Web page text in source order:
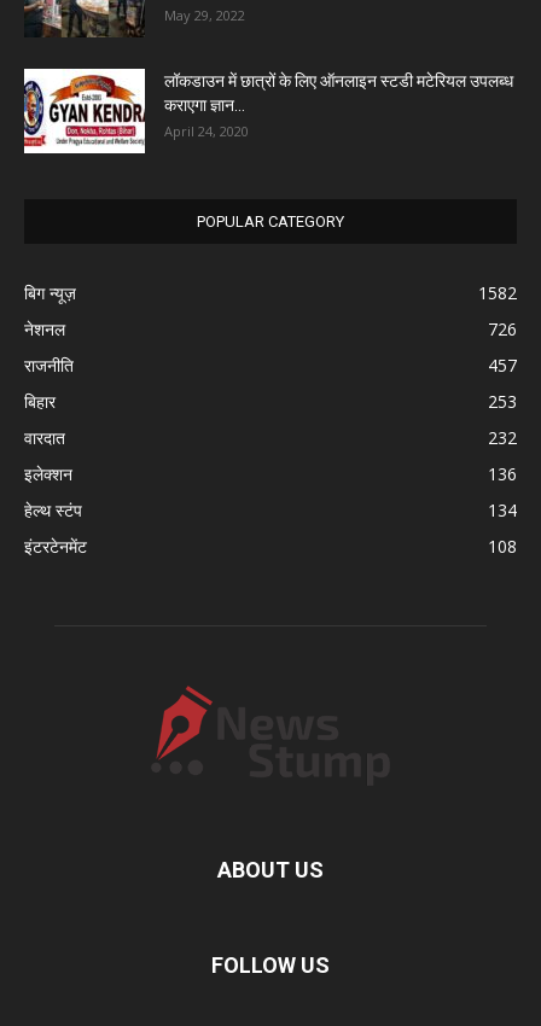
May 29, 2022
लॉकडाउन में छात्रों के लिए ऑनलाइन स्टडी मटेरियल उपलब्ध
कराएगा ज्ञान...
April 24, 2020
POPULAR CATEGORY
बिग न्यूज़
1582
नेशनल
726
राजनीति
457
बिहार
253
वारदात
232
इलेक्शन
136
हेल्थ स्टंप
134
इंटरटेनमेंट
108
ABOUT US
FOLLOW US